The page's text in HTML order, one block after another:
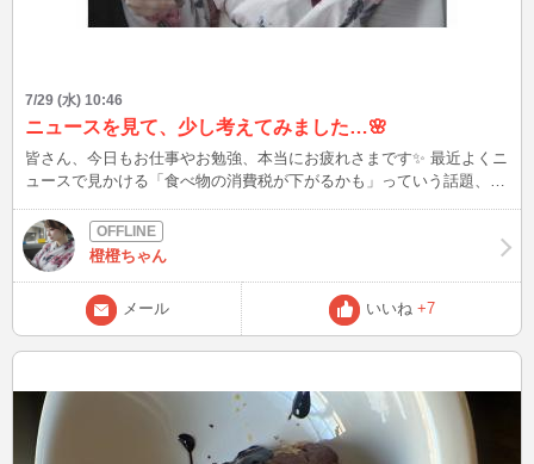
7/29 (水) 10:46
ニュースを見て、少し考えてみました…🌸
皆さん、今日もお仕事やお勉強、本当にお疲れさまです✨ 最近よくニ
ュースで見かける「食べ物の消費税が下がるかも」っていう話題、皆
なって思う反面、期間限定で税率が変わるとレジの準備とかお店側の
負担がすごく大変そうですよね…💭 物価高や円安のことを考えて
も、消費税を下げるより所得税の減税とかで「手取り」を直接増やし
てもらえる方が、 無駄なコストもかからなくて現実的なのかな…な
んて、いろいろ考えてちゃいました🙄 一つのニュースでも色んな見
方があって、 社会の仕組みって難しいけど面白いなぁと感じます。
できたら嬉しいです🎀
橙橙ちゃん
メール いいね +7